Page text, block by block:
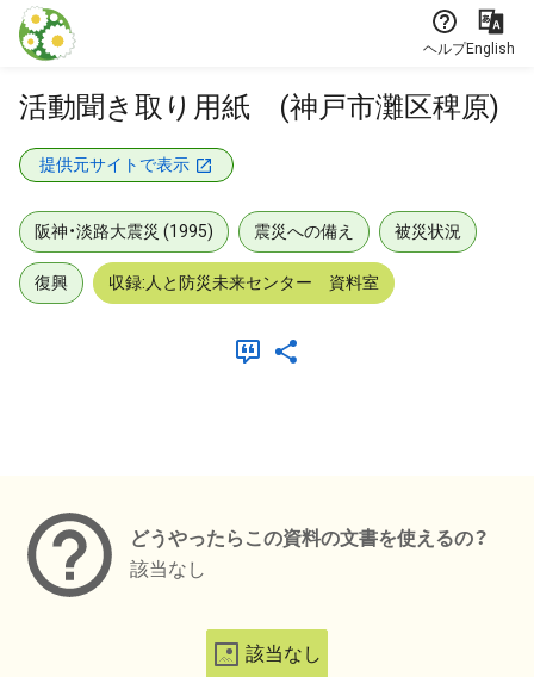
本文に飛ぶ
ヘルプEnglish
活動聞き取り用紙 (神戸市灘区稗原)
提供元サイトで表示
阪神・淡路大震災 (1995) 震災への備え 被災状況
復興 収録:人と防災未来センター 資料室
どうやったらこの資料の文書を使えるの？
該当なし
該当なし